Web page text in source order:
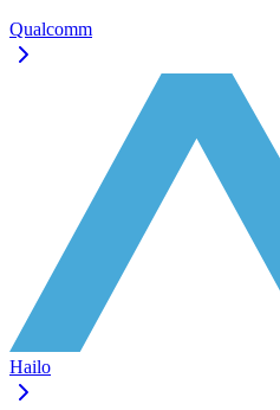
Qualcomm
Hailo